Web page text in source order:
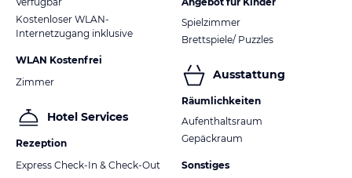
Kostenloser WLAN-
Internetzugang inklusive
WLAN Kostenfrei
Zimmer
Hotel Services
Rezeption
Express Check-In & Check-Out
Spielzimmer
Brettspiele/ Puzzles
Ausstattung
Räumlichkeiten
Aufenthaltsraum
Gepäckraum
Sonstiges